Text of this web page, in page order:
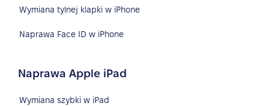
Wymiana tylnej klapki w iPhone
Naprawa Face ID w iPhone
Naprawa Apple iPad
Wymiana szybki w iPad